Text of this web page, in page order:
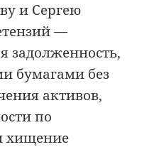
и Сергею
—
задолженность,
бумагами без
активов,
по
хищение